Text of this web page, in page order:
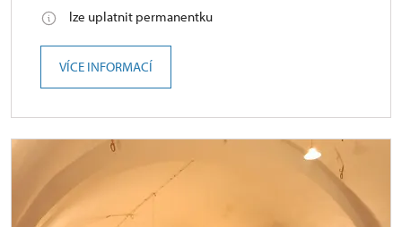
lze uplatnit permanentku
VÍCE INFORMACÍ